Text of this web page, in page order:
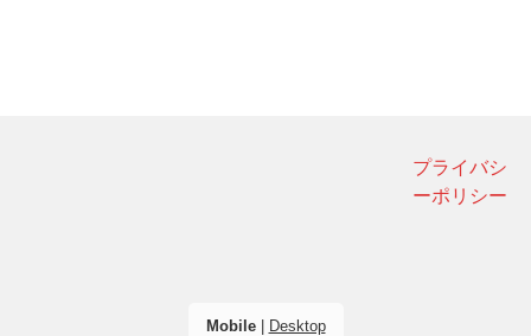
プライバシ
ーポリシー
Mobile| Desktop